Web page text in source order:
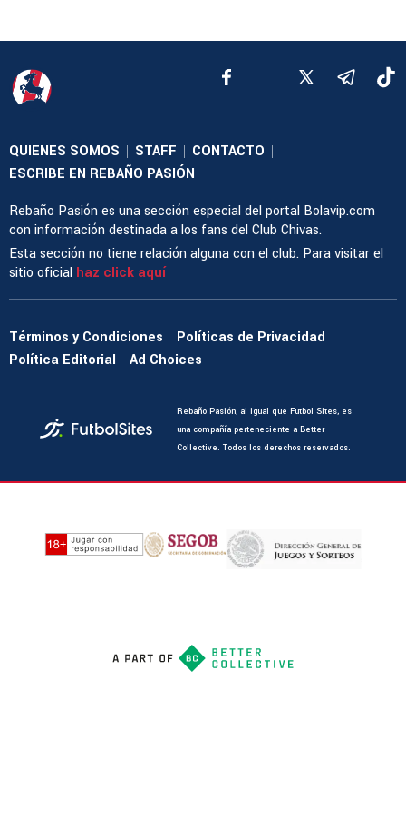
QUIENES SOMOS | STAFF | CONTACTO |
ESCRIBE EN REBAÑO PASIÓN
Rebaño Pasión es una sección especial del portal Bolavip.com
con información destinada a los fans del Club Chivas.
Esta sección no tiene relación alguna con el club. Para visitar el
sitio oficial haz click aquí
Términos y Condiciones
Políticas de Privacidad
Política Editorial
Ad Choices
Rebaño Pasión, al igual que Futbol Sites, es
una compañía perteneciente a Better
Collective. Todos los derechos reservados.